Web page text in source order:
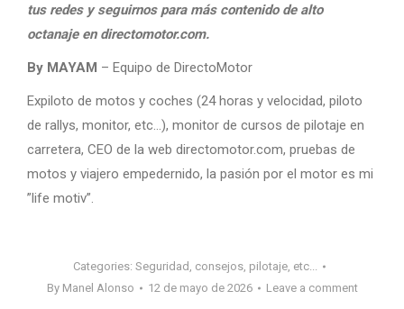
tus redes y seguirnos para más contenido de alto
octanaje en directomotor.com.
By MAYAM – Equipo de DirectoMotor
Expiloto de motos y coches (24 horas y velocidad, piloto
de rallys, monitor, etc…), monitor de cursos de pilotaje en
carretera, CEO de la web directomotor.com, pruebas de
motos y viajero empedernido, la pasión por el motor es mi
”life motiv”.
Categories: Seguridad, consejos, pilotaje, etc...
By Manel Alonso 12 de mayo de 2026 Leave a comment